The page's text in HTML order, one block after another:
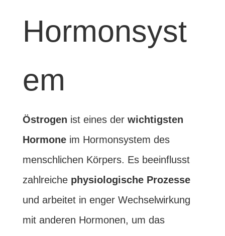
Hormonsyst
em
Östrogen ist eines der wichtigsten
Hormoneim Hormonsystem des
menschlichen Körpers. Es beeinflusst
zahlreiche physiologische Prozesse
und arbeitet in enger Wechselwirkung
mit anderen Hormonen, um das